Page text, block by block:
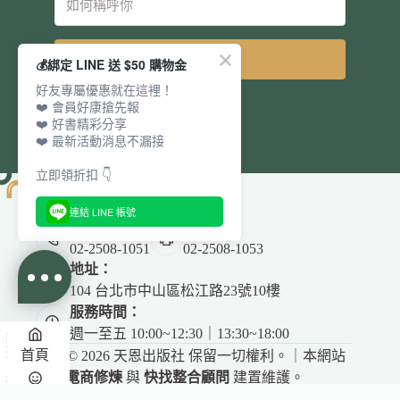
立即訂閱
電話：
02-2508-1051
傳真：
02-2508-1053
地址：
104 台北市中山區松江路23號10樓
服務時間：
週一至五 10:00~12:30｜13:30~18:00
Copyright © 2026 天恩出版社 保留一切權利。｜本網站
電商修煉 與快找整合顧問 建置維護。
首頁
💰綁定 LINE 送 $50 購物金
好友專屬優惠就在這裡！
❤️ 會員好康搶先報
❤️ 好書精彩分享
❤️ 最新活動消息不漏接
立即領折扣 👇
連結 LINE 帳號